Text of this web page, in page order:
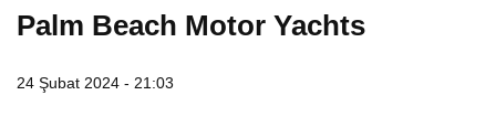
Palm Beach Motor Yachts
24 Şubat 2024 - 21:03